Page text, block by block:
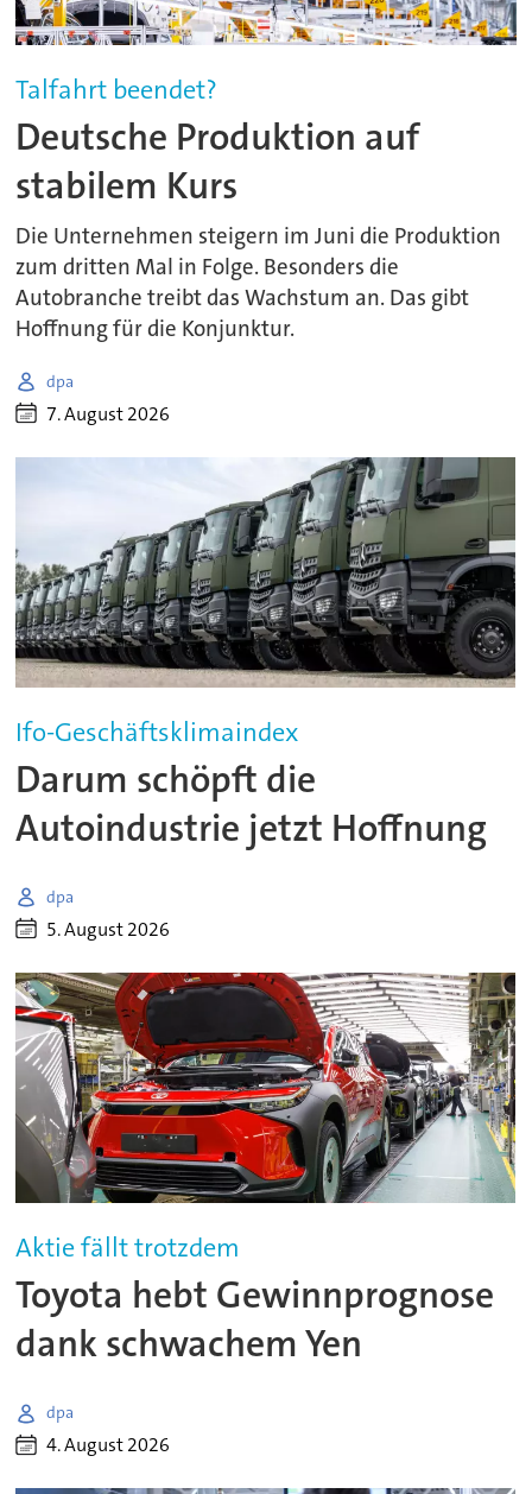
Talfahrt beendet?
Deutsche Produktion auf
stabilem Kurs
Die Unternehmen steigern im Juni die Produktion
zum dritten Mal in Folge. Besonders die
Autobranche treibt das Wachstum an. Das gibt
Hoffnung für die Konjunktur.
dpa
7. August 2026
Ifo-Geschäftsklimaindex
Darum schöpft die
Autoindustrie jetzt Hoffnung
dpa
5. August 2026
Aktie fällt trotzdem
Toyota hebt Gewinnprognose
dank schwachem Yen
dpa
4. August 2026